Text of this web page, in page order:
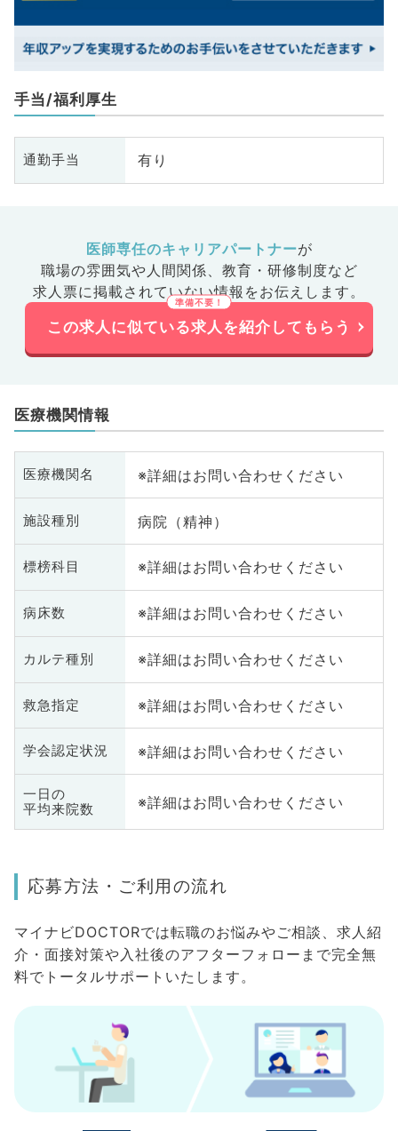
手当/福利厚生
通勤手当 有り
医師専任のキャリアパートナーが
職場の雰囲気や人間関係、 教育・研修制度など
求人票に掲載されていない情報をお伝えします。
この求人に似ている求人を紹介してもらう
医療機関情報
医療機関名 ※詳細はお問い合わせください
施設種別 病院（精神）
標榜科目 ※詳細はお問い合わせください
病床数 ※詳細はお問い合わせください
カルテ種別 ※詳細はお問い合わせください
救急指定 ※詳細はお問い合わせください
学会認定状況 ※詳細はお問い合わせください
一日の
平均来院数
※詳細はお問い合わせください
応募方法・ご利用の流れ
マイナビDOCTORでは転職のお悩みやご相談、求人紹
介・面接対策や入社後のアフターフォローまで完全無
料でトータルサポートいたします。